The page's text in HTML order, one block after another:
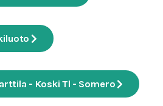
- Koski Tl - Somero